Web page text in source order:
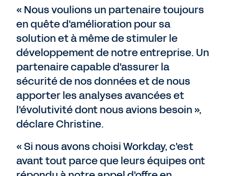
« Nous voulions un partenaire toujours
en quête d'amélioration pour sa
solution et à même de stimuler le
développement de notre entreprise. Un
partenaire capable d'assurer la
sécurité de nos données et de nous
apporter les analyses avancées et
l'évolutivité dont nous avions besoin »,
déclare Christine.
« Si nous avons choisi Workday, c'est
avant tout parce que leurs équipes ont